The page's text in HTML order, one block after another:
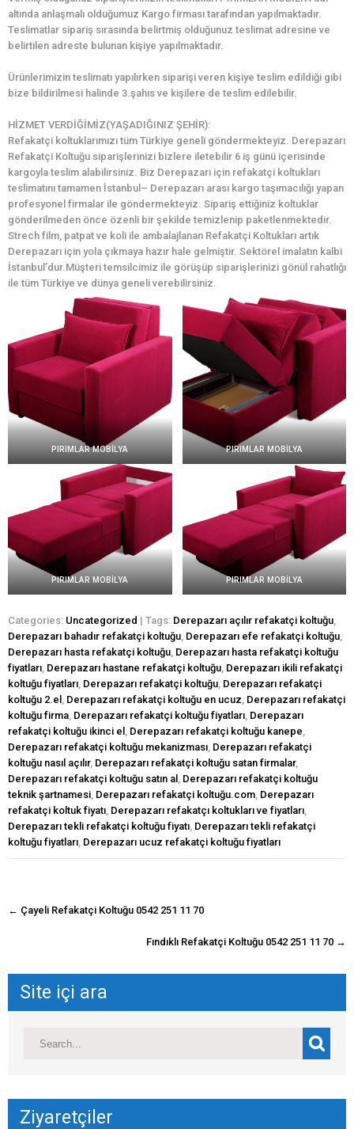
altında anlaşmalı olduğumuz Kargo firması tarafından yapılmaktadır.
Teslimatlar sipariş sırasında belirtmiş olduğunuz teslimat adresine ve
belirtilen adreste bulunan kişiye yapılmaktadır.
Ürünlerimizin teslimatı yapılırken siparişi veren kişiye teslim edildiği gibi
bize bildirilmesi halinde 3.şahıs ve kişilere de teslim edilebilir.
HİZMET VERDİĞİMİZ(YAŞADIĞINIZ ŞEHİR):
Refakatçi koltuklarımızı tüm Türkiye geneli göndermekteyiz. Derepazarı
Refakatçi Koltuğu siparişlerinizi bizlere iletebilir 6 iş günü içerisinde
kargoyla teslim alabilirsiniz. Biz Derepazarı için refakatçi koltukları
teslimatını tamamen İstanbul– Derepazarı arası kargo taşımacılığı yapan
profesyonel firmalar ile göndermekteyiz. Sipariş ettiğiniz koltuklar
gönderilmeden önce özenli bir şekilde temizlenip paketlenmektedir.
Strech film, patpat ve koli ile ambalajlanan Refakatçi Koltukları artık
Derepazarı için yola çıkmaya hazır hale gelmiştir. Sektörel imalatın kalbi
İstanbul’dur.Müşteri temsilcimiz ile görüşüp siparişlerinizi gönül rahatlığı
ile tüm Türkiye ve dünya geneli verebilirsiniz.
PIRIMLAR MOBİLYA PIRIMLAR MOBİLYA
PIRIMLAR MOBİLYA PIRIMLAR MOBİLYA
Categories: Uncategorized | Tags: Derepazarı açılır refakatçi koltuğu
Derepazarı bahadır refakatçi koltuğu Derepazarı efe refakatçi koltuğu
Derepazarı hasta refakatçi koltuğu Derepazarı hasta refakatçi koltuğu
fiyatları Derepazarı hastane refakatçi koltuğu Derepazarı ikili refakatçi
koltuğu fiyatları Derepazarı refakatçi koltuğu Derepazarı refakatçi
koltuğu 2.el
Derepazarı refakatçi koltuğu en ucuz Derepazarı refakatçi
koltuğu firma Derepazarı refakatçi koltuğu fiyatları Derepazarı
refakatçi koltuğu ikinci el
Derepazarı refakatçi koltuğu kanepe
Derepazarı refakatçi koltuğu mekanizması Derepazarı refakatçi
koltuğu nasıl açılır, Derepazarı refakatçi koltuğu satan firmalar,
Derepazarı refakatçi koltuğu satın al
Derepazarı refakatçi koltuğu
teknik şartnamesi Derepazarı refakatçi koltuğu.com Derepazarı
refakatçi koltuk fiyatı Derepazarı refakatçı koltukları ve fiyatları
Derepazarı tekli refakatçi koltuğu fiyatı Derepazarı tekli refakatçi
koltuğu fiyatları Derepazarı ucuz refakatçi koltuğu fiyatları
navigasyon
← Çayeli Refakatçi Koltuğu 0542 251 11 70
Fındıklı Refakatçi Koltuğu 0542 251 11 70 →
Site içi ara
Ziyaretçiler